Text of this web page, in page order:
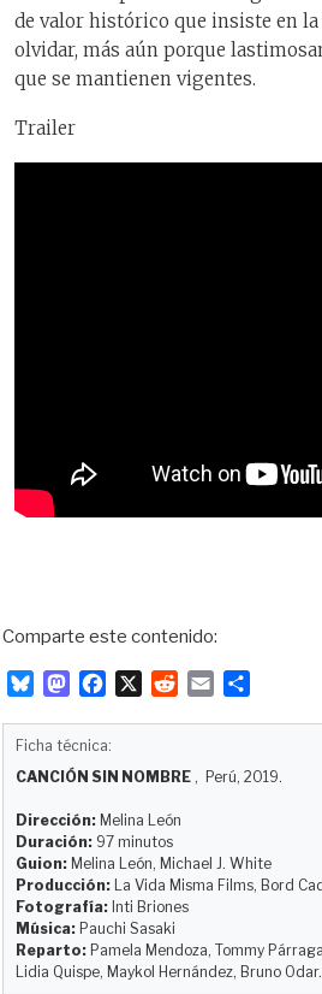
de valor histórico que insiste en
olvidar, más aún porque
que se mantienen vigentes.
Trailer
Comparte este contenido:
u
s
k
y
M
t
o
d
o
n
b
o
o
k
X
i
t
l
a
i
r
Ficha técnica:
CANCIÓN SIN NOMBRE , Perú, 2019.
Dirección: Melina León
Duración: 97 minutos
Guion: Melina León, Michael J. White
Producción: La Vida Misma Films, Bord
Fotografía: Inti Briones
Música: Pauchi Sasaki
Reparto: Pamela Mendoza, Tommy
Lidia Quispe, Maykol Hernández, Bruno Odar.